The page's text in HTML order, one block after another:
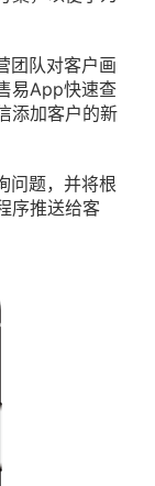
团队对客户画
易App快速查
添加客户的新
问题，并将根
序推送给客